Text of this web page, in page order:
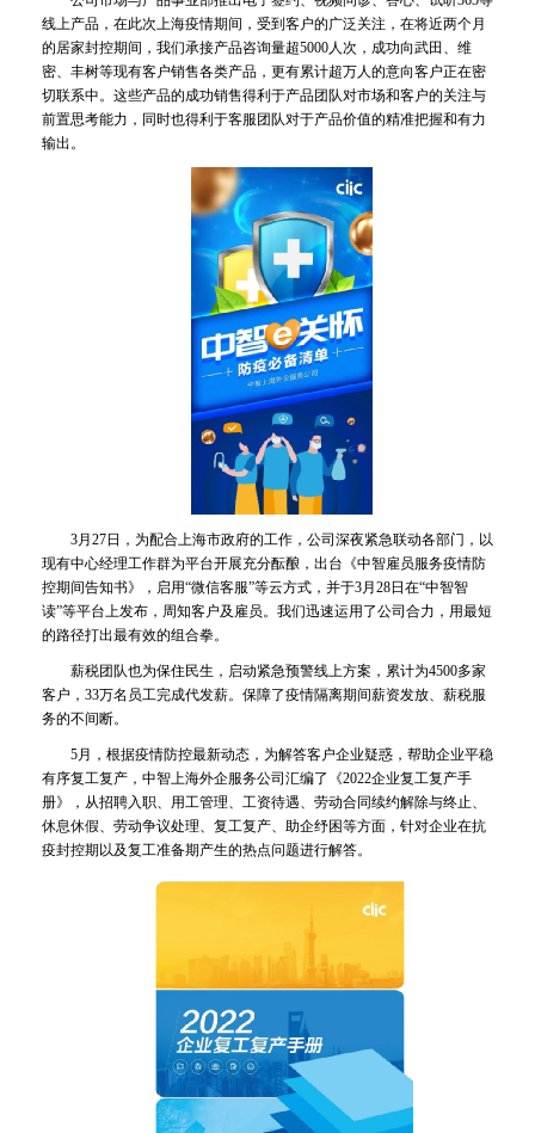
线上产品，在此次上海疫情期间，受到客户的广泛关注，在将近两个月
的居家封控期间，我们承接产品咨询量超5000人次，成功向武田、维
密、丰树等现有客户销售各类产品，更有累计超万人的意向客户正在密
切联系中。这些产品的成功销售得利于产品团队对市场和客户的关注与
前置思考能力，同时也得利于客服团队对于产品价值的精准把握和有力
输出。
3月27日，为配合上海市政府的工作，公司深夜紧急联动各部门，以
现有中心经理工作群为平台开展充分酝酿，出台《中智雇员服务疫情防
控期间告知书》，启用“微信客服”等云方式，并于3月28日在“中智智
读”等平台上发布，周知客户及雇员。我们迅速运用了公司合力，用最短
的路径打出最有效的组合拳。
薪税团队也为保住民生，启动紧急预警线上方案，累计为4500多家
客户，33万名员工完成代发薪。保障了疫情隔离期间薪资发放、薪税服
务的不间断。
5月，根据疫情防控最新动态，为解答客户企业疑惑，帮助企业平稳
有序复工复产，中智上海外企服务公司汇编了《2022企业复工复产手
册》，从招聘入职、用工管理、工资待遇、劳动合同续约解除与终止、
休息休假、劳动争议处理、复工复产、助企纾困等方面，针对企业在抗
疫封控期以及复工准备期产生的热点问题进行解答。